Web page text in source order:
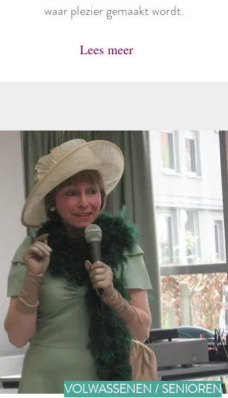
waar plezier gemaakt wordt.
Lees meer
VOLWASSENEN / SENIOREN